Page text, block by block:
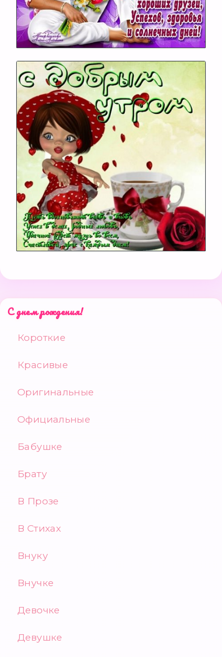
С днем рождения!
Короткие
Красивые
Оригинальные
Официальные
Бабушке
Брату
В Прозе
В Стихах
Внуку
Внучке
Девочке
Девушке